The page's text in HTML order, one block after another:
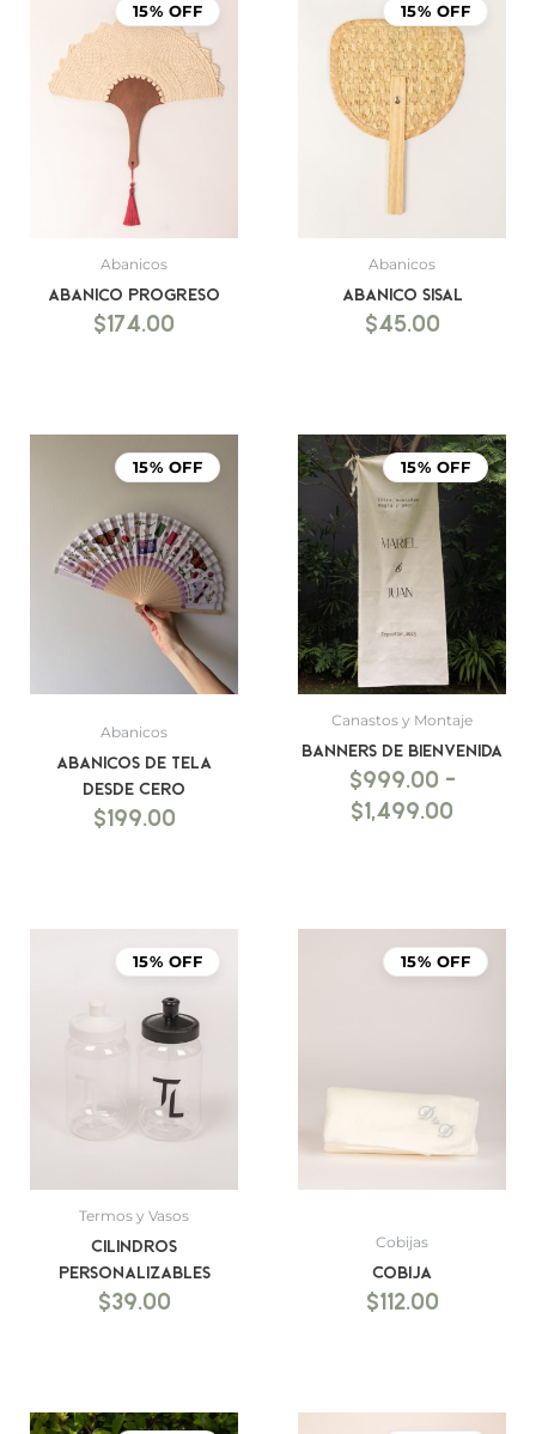
15% OFF
Abanicos
Abanico Progreso
$174.00
15% OFF
Abanicos
Abanico Sisal
$45.00
15% OFF
Abanicos
Abanicos de Tela
DESDE CERO
$199.00
15% OFF
Canastos y Montaje
BANNERS DE BIENVENIDA
$999.00 -
$1,499.00
Rango
de
desde
hasta
15% OFF
Termos y Vasos
Cilindros
Personalizables
$39.00
15% OFF
Cobijas
Cobija
$112.00